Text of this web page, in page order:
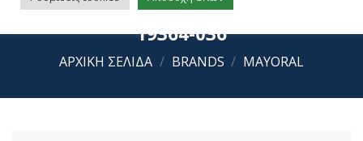
Mayoral Θήκη για Έγγραφα 30-
19364-036
ΑΡΧΙΚΉ ΣΕΛΊΔΑ / BRANDS / MAYORAL